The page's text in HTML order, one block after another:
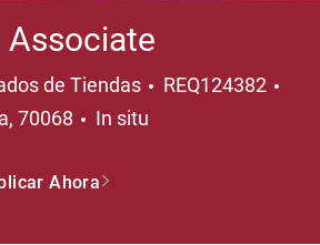
Associate
de Tiendas REQ124382
70068
In situ
Ahora